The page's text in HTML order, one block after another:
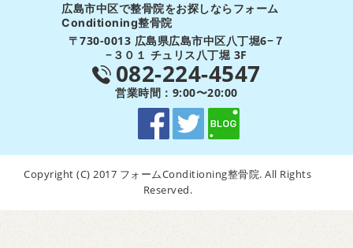
広島市中区で整骨院をお探しならフォーム
Conditioning整骨院
〒730-0013 広島県広島市中区八丁堀6−７
−３０１ チュリス八丁堀 3F
082-224-4547
営業時間：9:00〜20:00
Copyright (C) 2017 フォームConditioning整骨院. All Rights
Reserved.